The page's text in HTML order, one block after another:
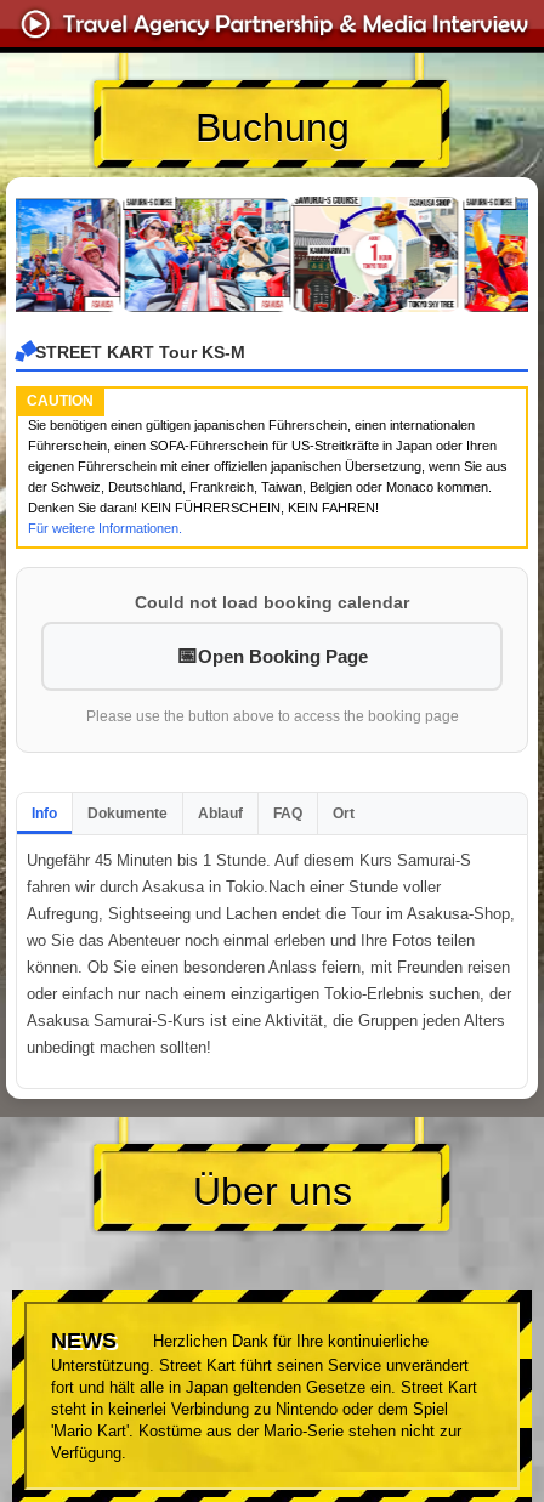
Buchung
STREET KART Tour KS-M
CAUTION
Sie benötigen einen gültigen japanischen Führerschein, einen internationalen
Führerschein, einen SOFA-Führerschein für US-Streitkräfte in Japan oder Ihren
eigenen Führerschein mit einer offiziellen japanischen Übersetzung, wenn Sie aus
der Schweiz, Deutschland, Frankreich, Taiwan, Belgien oder Monaco kommen.
Denken Sie daran! KEIN FÜHRERSCHEIN, KEIN FAHREN!
Für weitere Informationen.
Could not load booking calendar
Open Booking Page
Please use the button above to access the booking page
Info Dokumente Ablauf FAQ Ort
Ungefähr 45 Minuten bis 1 Stunde. Auf diesem Kurs Samurai-S
fahren wir durch Asakusa in Tokio.Nach einer Stunde voller
Aufregung, Sightseeing und Lachen endet die Tour im Asakusa-Shop,
wo Sie das Abenteuer noch einmal erleben und Ihre Fotos teilen
können. Ob Sie einen besonderen Anlass feiern, mit Freunden reisen
oder einfach nur nach einem einzigartigen Tokio-Erlebnis suchen, der
Asakusa Samurai-S-Kurs ist eine Aktivität, die Gruppen jeden Alters
unbedingt machen sollten!
Über uns
NEWS
Herzlichen Dank für Ihre kontinuierliche
Unterstützung. Street Kart führt seinen Service unverändert
fort und hält alle in Japan geltenden Gesetze ein. Street Kart
steht in keinerlei Verbindung zu Nintendo oder dem Spiel
'Mario Kart'. Kostüme aus der Mario-Serie stehen nicht zur
Verfügung.